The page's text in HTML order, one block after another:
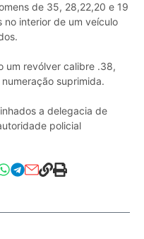
de 35, 28,22,20 e 19
no interior de um veículo
um revólver calibre .38,
suprimida.
a delegacia de
policial